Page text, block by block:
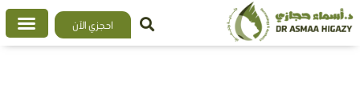
تخطي
إلى
احجزي الآن